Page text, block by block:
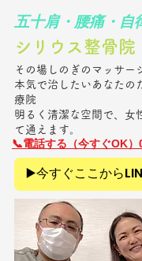
五十肩・腰痛・自
シリウス整骨院
その場しのぎのマッサー
本気で治したいあなたの
療院
明るく清潔な空間で、女
て通えます。
​📞電話する（今すぐOK
▶️今すぐここから